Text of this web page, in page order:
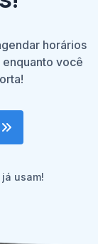
horários
enquanto você
usam!